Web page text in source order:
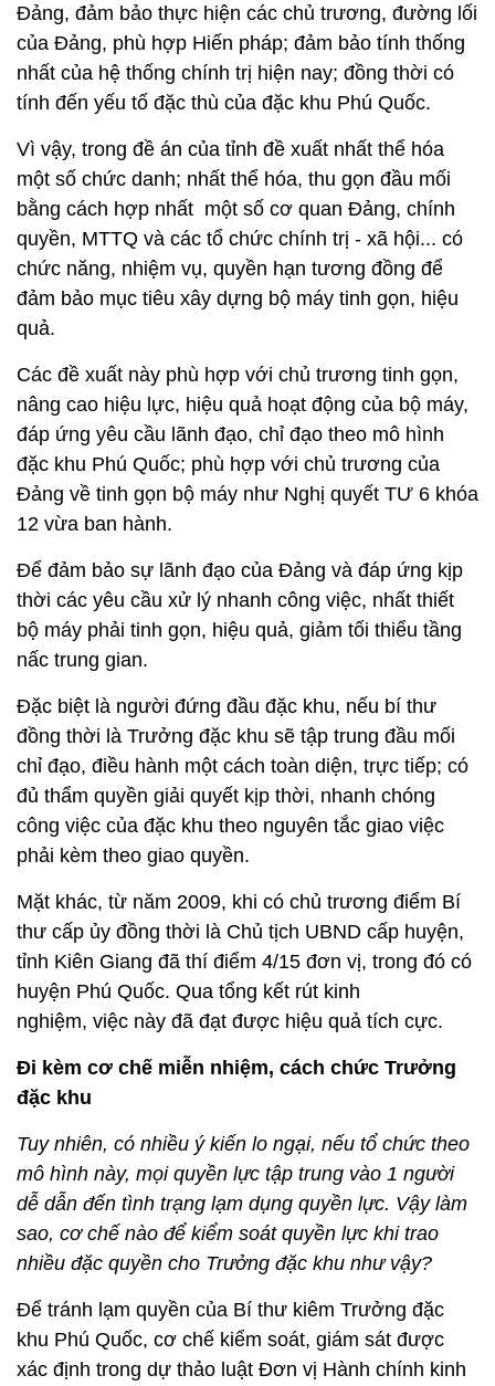
Đảng, đảm bảo thực hiện các chủ trương, đường lối
của Đảng, phù hợp Hiến pháp; đảm bảo tính thống
nhất của hệ thống chính trị hiện nay; đồng thời có
tính đến yếu tố đặc thù của đặc khu Phú Quốc.
Vì vậy, trong đề án của tỉnh đề xuất nhất thể hóa
một số chức danh; nhất thể hóa, thu gọn đầu mối
bằng cách hợp nhất một số cơ quan Đảng, chính
quyền, MTTQ và các tổ chức chính trị - xã hội... có
chức năng, nhiệm vụ, quyền hạn tương đồng để
đảm bảo mục tiêu xây dựng bộ máy tinh gọn, hiệu
quả.
Các đề xuất này phù hợp với chủ trương tinh gọn,
nâng cao hiệu lực, hiệu quả hoạt động của bộ máy,
đáp ứng yêu cầu lãnh đạo, chỉ đạo theo mô hình
đặc khu Phú Quốc; phù hợp với chủ trương của
Đảng về tinh gọn bộ máy như Nghị quyết TƯ 6 khóa
12 vừa ban hành.
Để đảm bảo sự lãnh đạo của Đảng và đáp ứng kịp
thời các yêu cầu xử lý nhanh công việc, nhất thiết
bộ máy phải tinh gọn, hiệu quả, giảm tối thiểu tầng
nấc trung gian.
Đặc biệt là người đứng đầu đặc khu, nếu bí thư
đồng thời là Trưởng đặc khu sẽ tập trung đầu mối
chỉ đạo, điều hành một cách toàn diện, trực tiếp; có
đủ thẩm quyền giải quyết kịp thời, nhanh chóng
công việc của đặc khu theo nguyên tắc giao việc
phải kèm theo giao quyền.
Mặt khác, từ năm 2009, khi có chủ trương điểm Bí
thư cấp ủy đồng thời là Chủ tịch UBND cấp huyện,
tỉnh Kiên Giang đã thí điểm 4/15 đơn vị, trong đó có
huyện Phú Quốc. Qua tổng kết rút kinh
nghiệm, việc này đã đạt được hiệu quả tích cực.
Đi kèm cơ chế miễn nhiệm, cách chức Trưởng
đặc khu
Tuy nhiên, có nhiều ý kiến lo ngại, nếu tổ chức theo
mô hình này, mọi quyền lực tập trung vào 1 người
dễ dẫn đến tình trạng lạm dụng quyền lực. Vậy làm
sao, cơ chế nào để kiểm soát quyền lực khi trao
nhiều đặc quyền cho Trưởng đặc khu như vậy?
Để tránh lạm quyền của Bí thư kiêm Trưởng đặc
khu Phú Quốc, cơ chế kiểm soát, giám sát được
xác định trong dự thảo luật Đơn vị Hành chính kinh